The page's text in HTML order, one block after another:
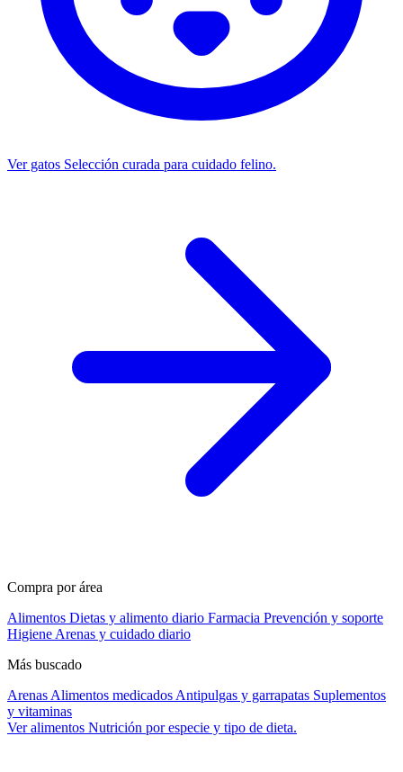
Ver gatos Selección curada para cuidado felino.
Compra por área
Alimentos Dietas y alimento diario Farmacia Prevención y soporte
Higiene Arenas y cuidado diario
Más buscado
Arenas Alimentos medicados Antipulgas y garrapatas Suplementos
y vitaminas
Ver alimentos Nutrición por especie y tipo de dieta.